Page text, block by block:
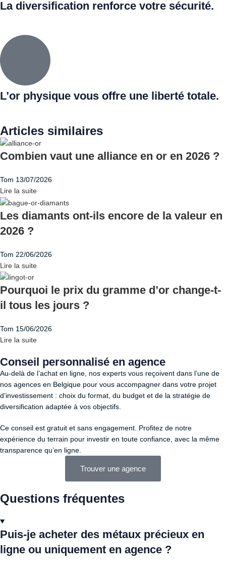
La diversification renforce votre sécurité.
L’or physique vous offre une liberté totale.
Articles similaires
Combien vaut une alliance en or en 2026 ?
Tom 13/07/2026
Lire la suite
Les diamants ont-ils encore de la valeur en
2026 ?
Tom 22/06/2026
Lire la suite
Pourquoi le prix du gramme d’or change-t-
il tous les jours ?
Tom 15/06/2026
Lire la suite
Conseil personnalisé en agence
Au-delà de l’achat en ligne, nos experts vous reçoivent dans l’une de
nos agences en Belgique pour vous accompagner dans votre projet
d’investissement : choix du format, du budget et de la stratégie de
diversification adaptée à vos objectifs.
Ce conseil est gratuit et sans engagement. Profitez de notre
expérience du terrain pour investir en toute confiance, avec la même
transparence qu’en ligne.
Trouver une agence
Questions fréquentes
Puis-je acheter des métaux précieux en
ligne ou uniquement en agence ?